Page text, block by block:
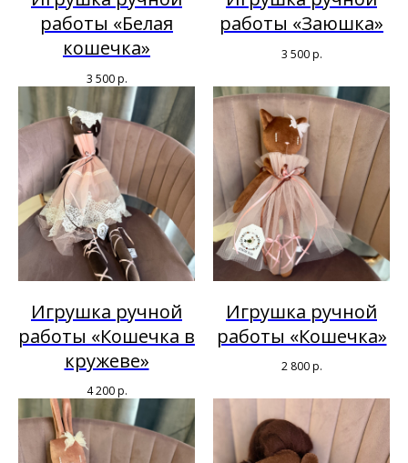
работы «Белая
кошечка»
3 500 р.
работы «Заюшка»
3 500 р.
Игрушка ручной
работы «Кошечка в
кружеве»
4 200 р.
Игрушка ручной
работы «Кошечка»
2 800 р.